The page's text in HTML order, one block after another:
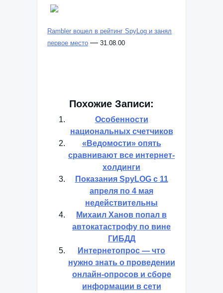
Rambler вошел в рейтинг SpyLog и занял
первое место — 31.08.00
Похожие Записи:
Особенности
национальных счетчиков
«Ведомости» опять
сравнивают все интернет-
холдинги
Показания SpyLOG с 11
апреля по 4 мая
недействительны
Михаил Ханов попал в
автокатастрофу по вине
ГИБДД
Интернетопрос — что
нужно знать о проведении
онлайн-опросов и сборе
информации в сети